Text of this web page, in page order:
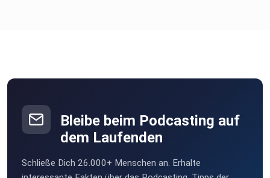
Bleibe beim Podcasting auf
dem Laufenden
Schließe Dich 26.000+ Menschen an. Erhalte